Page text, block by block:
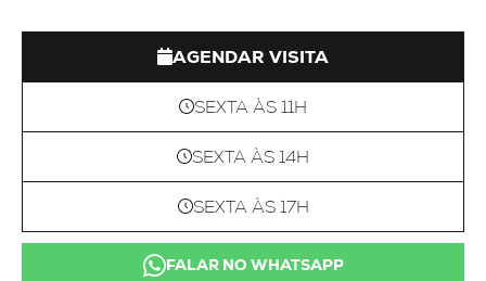
AGENDAR VISITA
SEXTA ÀS 11H
SEXTA ÀS 14H
SEXTA ÀS 17H
FALAR NO WHATSAPP